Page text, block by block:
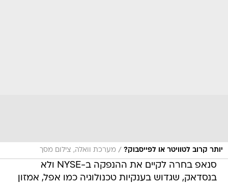
יותר קרוב לטוויטר או לפייסבוק? / מערכת וואלה, צילום מסך
סנאפ בחרה לקיים את ההנפקה ב-NYSE ולא
בנסדאק, שגדוש בענקיות טכנולוגיה כמו אפל, אמזון